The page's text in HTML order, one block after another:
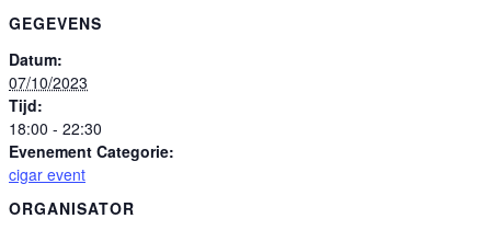
GEGEVENS
Datum:
07/10/2023
Tijd:
18:00 - 22:30
Evenement Categorie:
cigar event
ORGANISATOR